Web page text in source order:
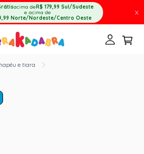
acima deR$ 179,99 Sul/Sudeste
e acima de
Norte/Nordeste/Centro Oeste
X
e tiara